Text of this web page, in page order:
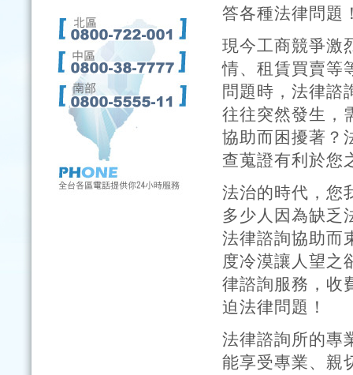
答各種法律問題
現今工商競爭激
情、租賃買賣等
問題時，法律諮
往往突然發生，
協助而困擾著？
查蒐證有利於您
法治的時代，您
多少人因為缺乏
法律諮詢協助而
度冷漠讓人望之
律諮詢服務，收
迫法律問題！
法律諮詢所的專
能享受專業、親